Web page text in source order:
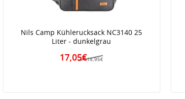
Nils Camp Kühlerucksack NC3140 25
Liter - dunkelgrau
18,95€
17,05€